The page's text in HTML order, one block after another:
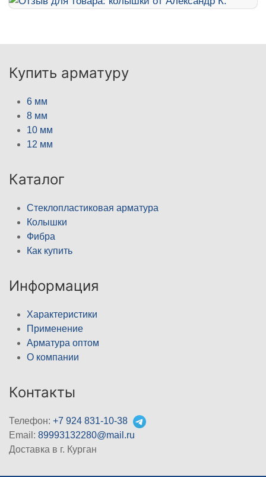
Купить арматуру
6 мм
8 мм
10 мм
12 мм
Каталог
Стеклопластиковая арматура
Колышки
Фибра
Как купить
Информация
Характеристики
Применение
Арматура оптом
О компании
Контакты
Телефон: +7 924 831-10-38
Email: 89993132280@mail.ru
Доставка в г. Курган